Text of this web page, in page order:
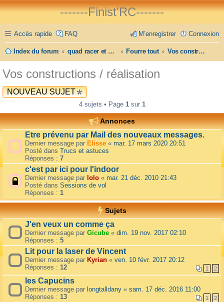
-------Finist'RC-------
Accès rapide FAQ Connexion
M’enregistrer
Index du forum quad racer et FPV Fourre tout Vos constructions / réalisation
Vos constructions / réalisation
NOUVEAU SUJET
4 sujets • Page 1sur 1
Annonces
Etre prévenu par Mail des nouveaux messages.
Dernier message par Elisse « mar. 17 mars 2020 20:51
Posté dans Trucs et astuces
Réponses : 7
c'est par ici pour l'indoor
Dernier message par lolo « mar. 21 déc. 2010 21:43
Posté dans Sessions de vol
Réponses : 1
Sujets
J'en veux un comme ça
Dernier message par Gicube « dim. 19 nov. 2017 02:10
Réponses : 5
Lit pour la laser de Vincent
Dernier message par Kyrian « ven. 10 févr. 2017 20:12
Réponses : 12 1 2
les Capucins
Dernier message par longtalldany « sam. 17 déc. 2016 11:00
Réponses : 13 1 2